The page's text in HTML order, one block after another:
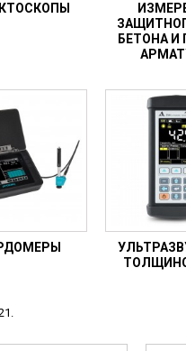
и маммографы
коагуляторы
БЕТОНА И